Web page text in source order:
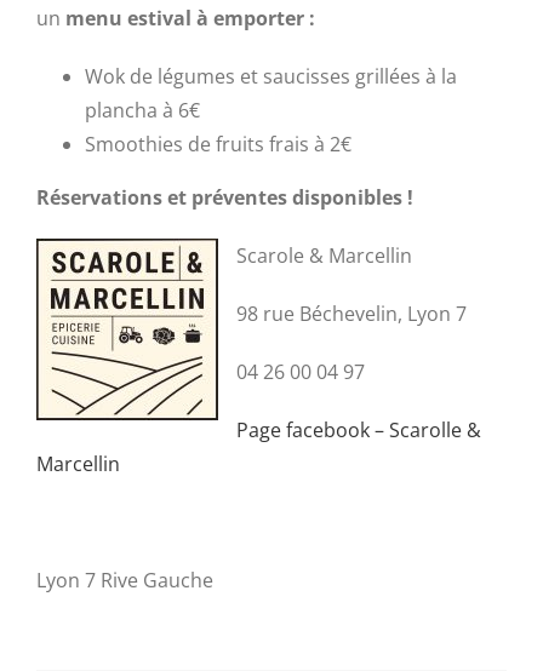
un menu estival à emporter :
Wok de légumes et saucisses grillées à la
plancha à 6€
Smoothies de fruits frais à 2€
Réservations et préventes disponibles !
Scarole & Marcellin
98 rue Béchevelin, Lyon 7
04 26 00 04 97
Page facebook – Scarolle &
Marcellin
Lyon 7 Rive Gauche